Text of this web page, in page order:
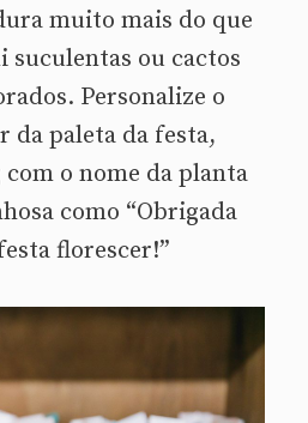
muito mais do que
ou cactos
Personalize o
da paleta da festa,
o nome da planta
como “Obrigada
florescer!”